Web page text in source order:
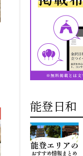
能登日和